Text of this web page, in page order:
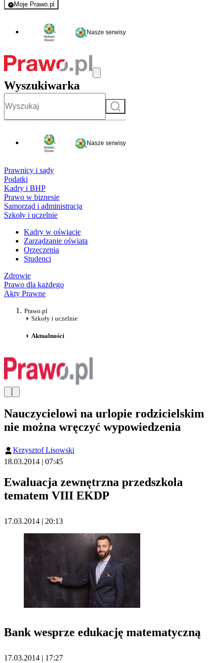
Moje Prawo.pl
- rejestracja i logowanie do serwisu
Nasze serwisy
Wyszukiwarka
Szukaj
Nasze serwisy
Prawnicy i sądy
Podatki
Kadry i BHP
Prawo w biznesie
Samorząd i administracja
Szkoły i uczelnie
Kadry w oświacie
Zarządzanie oświatą
Orzeczenia
Studenci
Zdrowie
Prawo dla każdego
Akty Prawne
Prawo.pl
Szkoły i uczelnie
Aktualności
Nauczycielowi na urlopie rodzicielskim
nie można wręczyć wypowiedzenia
Krzysztof Lisowski
18.03.2014 | 07:45
Ewaluacja zewnętrzna przedszkola
tematem VIII EKDP
17.03.2014 | 20:13
Bank wesprze edukację matematyczną
17.03.2014 | 17:27